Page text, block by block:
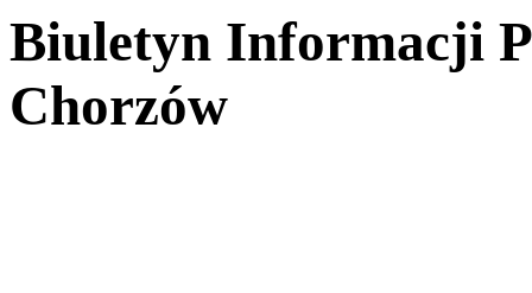
Biuletyn Informacji
Chorzów